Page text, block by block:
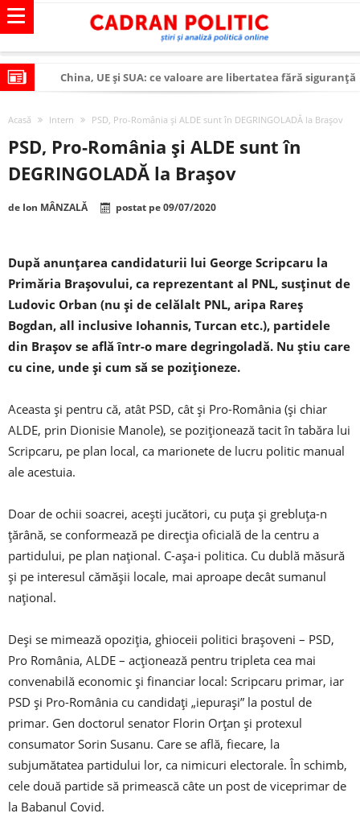
China, UE și SUA: ce valoare are libertatea fără siguranță
Modelul economic al Chinei: cum a devenit atelierul
lumii și rivalul economic al SUA
Modelul economic al Rusiei: de ce rezistă?
Occidentul obosit și Estul care revine: o realitate pe care
așteaptă? – O analiză structurală a demografiei,
fiscalității și poziției României în U.E.
România – ROExit pentru a supraviețui ca țară
Controlul minții prin nanoparticule
Huawei dezvoltă un nou cip AI pentru a înlocui Nvidia
Acasă Intern PSD, Pro-România și ALDE sunt în DEGRINGOLADĂ la Brașov
PSD, Pro-România și ALDE sunt în
DEGRINGOLADĂ la Brașov
de Ion MÂNZALĂ postat pe09/07/2020
După anunţarea candidaturii lui George Scripcaru la
Primăria Braşovului, ca reprezentant al PNL, susţinut de
Ludovic Orban (nu şi de celălalt PNL, aripa Rareş
Bogdan, all inclusive Iohannis, Turcan etc.), partidele
din Braşov se află într-o mare degringoladă. Nu ştiu care
cu cine, unde şi cum să se poziţioneze.
Aceasta şi pentru că, atât PSD, cât şi Pro-România (şi chiar
ALDE, prin Dionisie Manole), se poziţionează tacit în tabăra lui
Scripcaru, pe plan local, ca marionete de lucru politic manual
ale acestuia.
Doar de ochii soacrei, aceşti jucători, cu puţa şi grebluţa-n
ţărână, se conformează pe direcţia oficială de la centru a
partidului, pe plan naţional. C-aşa-i politica. Cu dublă măsură
şi pe interesul cămăşii locale, mai aproape decât sumanul
naţional.
Deşi se mimează opoziţia, ghioceii politici braşoveni – PSD,
Pro România, ALDE – acţionează pentru tripleta cea mai
convenabilă economic şi financiar local: Scripcaru primar, iar
PSD şi Pro-România cu candidaţi „iepuraşi” la postul de
primar. Gen doctorul senator Florin Orţan şi protexul
consumator Sorin Susanu. Care se află, fiecare, la
subjumătatea partidului lor, ca nimicuri electorale. În schimb,
cele două partide să primească câte un post de viceprimar de
la Babanul Covid.